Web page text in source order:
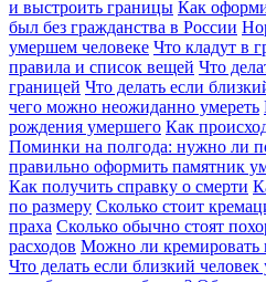
и выстроить границы Как
был без гражданства в России
умершем человеке Что кладут в
правила и список вещей Что
границей Что делать если
чего можно неожиданно умереть
рождения умершего Как
Поминки на полгода: нужно ли
правильно оформить памятник
Как получить справку о смерти
по размеру Сколько стоит
праха Сколько обычно стоят
расходов Можно ли кремировать
Что делать если близкий